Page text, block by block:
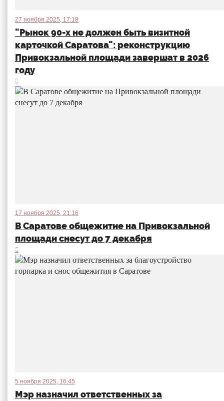
27 ноября 2025, 17:18
"Рынок 90-х не должен быть визитной
карточкой Саратова": реконструкцию
Привокзальной площади завершат в 2026
году
17 ноября 2025, 21:16
В Саратове общежитие на Привокзальной
площади снесут до 7 декабря
5 ноября 2025, 16:45
Мэр назначил ответственных за